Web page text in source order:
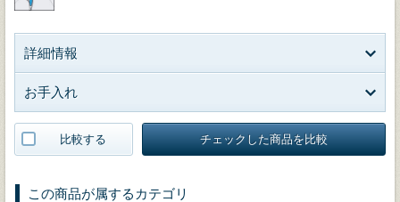
詳細情報
お手入れ
比較する チェックした商品を比較
この商品が属するカテゴリ